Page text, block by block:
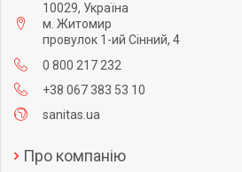
10029, Україна
м. Житомир
провулок 1-ий Сінний, 4
0 800 217 232
+38 067 383 53 10
sanitas.ua
Про компанію